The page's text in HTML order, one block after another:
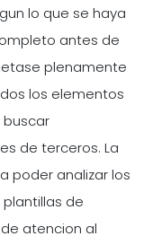
lo que se haya
antes de
plenamente
los elementos
de terceros. La
poder analizar los
de
atencion al